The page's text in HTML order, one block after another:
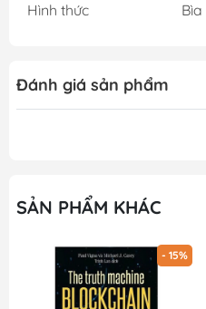
Hình thức
Đánh giá sản phẩm
SẢN PHẨM KHÁC
- 15%